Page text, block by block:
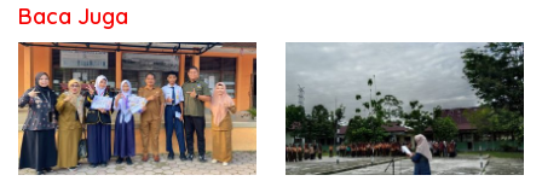
Baca Juga